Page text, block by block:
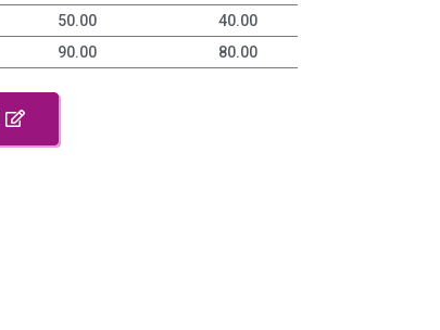
50.00
40.00
90.00 80.00